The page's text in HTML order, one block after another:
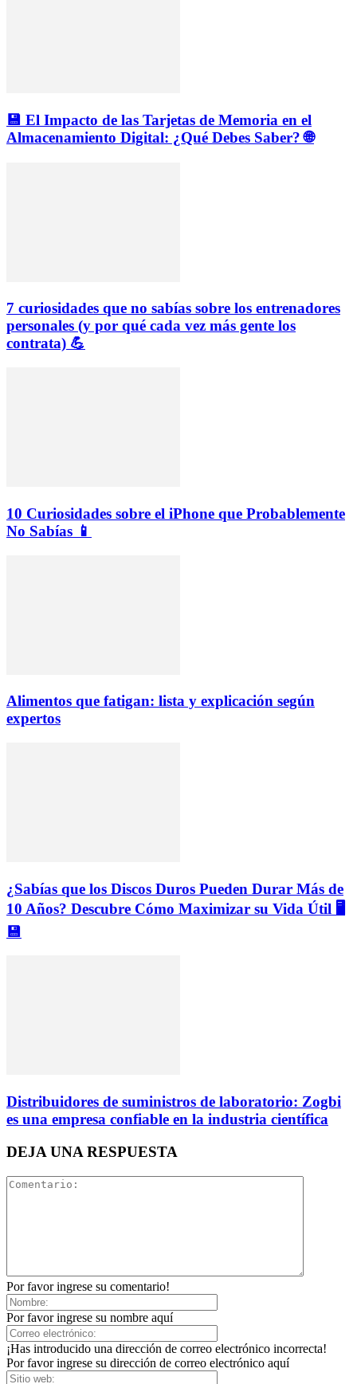
💾 El Impacto de las Tarjetas de Memoria en el
Almacenamiento Digital: ¿Qué Debes Saber? 🌐
7 curiosidades que no sabías sobre los entrenadores
personales (y por qué cada vez más gente los
contrata) 💪
10 Curiosidades sobre el iPhone que Probablemente
No Sabías 📱
Alimentos que fatigan: lista y explicación según
expertos
¿Sabías que los Discos Duros Pueden Durar Más de
10 Años? Descubre Cómo Maximizar su Vida Útil 🖥️
💾
Distribuidores de suministros de laboratorio: Zogbi
es una empresa confiable en la industria científica
DEJA UNA RESPUESTA
Por favor ingrese su comentario!
Por favor ingrese su nombre aquí
¡Has introducido una dirección de correo electrónico incorrecta!
Por favor ingrese su dirección de correo electrónico aquí